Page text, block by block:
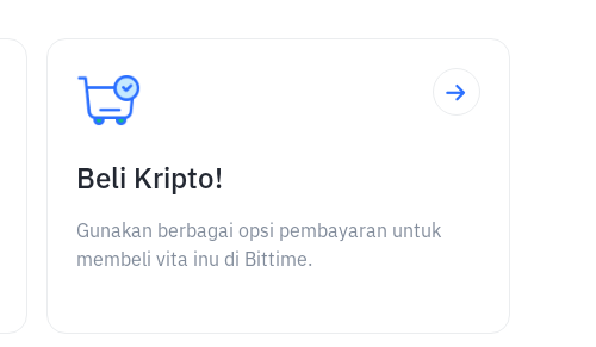
Beli Kripto!
Gunakan berbagai opsi pembayaran untuk
membeli vita inu di Bittime.